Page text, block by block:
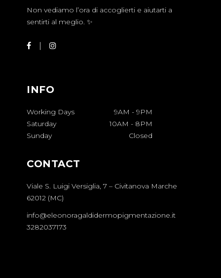
Non vediamo l’ora di accoglierti e aiutarti a
sentirti al meglio. ✨
INFO
Working Days 9AM - 9PM
Saturday
10AM - 8PM
Sunday
Closed
CONTACT
Viale S. Luigi Versiglia, 7 – Civitanova Marche​
62012 (MC)
info@eleonoragaldidermopigmentazione.it
3282037173